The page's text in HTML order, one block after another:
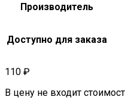
Производитель
Доступно для заказа
110 ₽
В цену не входит